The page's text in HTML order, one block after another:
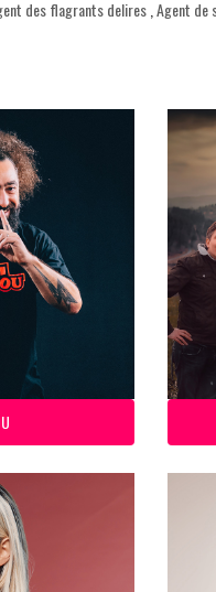
des flagrants delires, Agent de